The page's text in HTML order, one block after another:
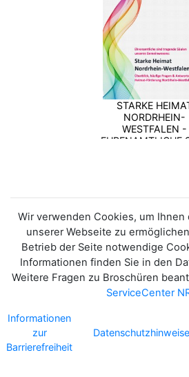
STARKE
NORDRHEIN-
WESTFALEN -
EHRENAMTLICHE
Wir verwenden Cookies, um
unserer Webseite zu
Betrieb der Seite notwendige
Informationen finden Sie in den
Weitere Fragen zu Broschüren
ServiceCenter
Informationen
zur
Barrierefreiheit
Datenschutzhinweise